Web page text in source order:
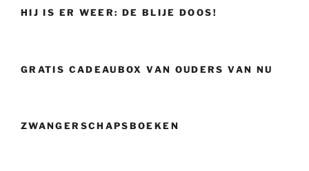
HIJ IS ER WEER: DE BLIJE DOOS!
GRATIS CADEAUBOX VAN OUDERS VAN NU
ZWANGERSCHAPSBOEKEN